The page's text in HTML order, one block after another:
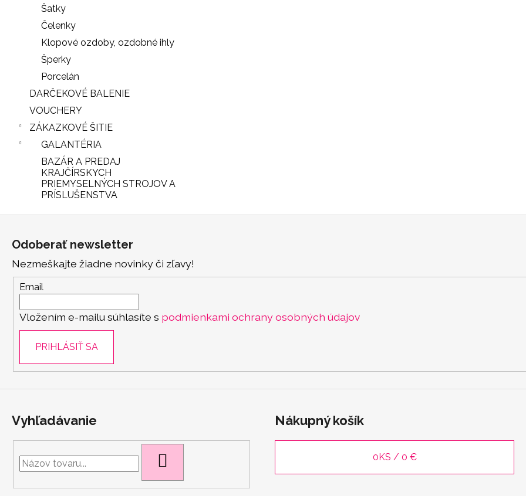
Šatky
Čelenky
Klopové ozdoby, ozdobné ihly
Šperky
Porcelán
DARČEKOVÉ BALENIE
VOUCHERY
ZÁKAZKOVÉ ŠITIE
GALANTÉRIA
BAZÁR A PREDAJ
KRAJČÍRSKYCH
PRIEMYSELNÝCH STROJOV A
PRÍSLUŠENSTVA
Odoberať newsletter
Nezmeškajte žiadne novinky či zľavy!
Email
Vložením e-mailu súhlasíte s podmienkami ochrany osobných údajov
PRIHLÁSIŤ SA
Vyhľadávanie Nákupný košík
0KS / 0 €